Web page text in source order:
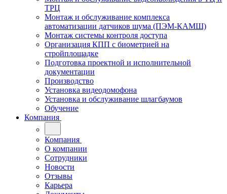
ТРЦ
Монтаж и обслуживание комплекса
автоматизации датчиков шума (ПЭМ-КАМШ)
Монтаж системы контроля доступа
Организация КПП с биометрией на
стройплощадке
Подготовка проектной и исполнительной
документации
Производство
Установка видеодомофона
Установка и обслуживание шлагбаумов
Обучение
Компания
Компания
О компании
Сотрудники
Новости
Отзывы
Карьера